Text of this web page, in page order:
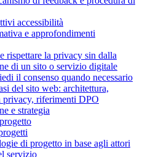
accessibilità
e approfondimenti
rispettare la privacy sin dalla
di un sito o servizio digitale
il consenso quando necessario
del sito web: architettura,
privacy, riferimenti DPO
e strategia
di progetto in base agli attori
servizio